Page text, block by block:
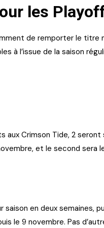
les
de remporter le titre
à l’issue de la saison
aux Crimson Tide, 2
et le second sera
saison en deux semaines,
le 9 novembre. Pas